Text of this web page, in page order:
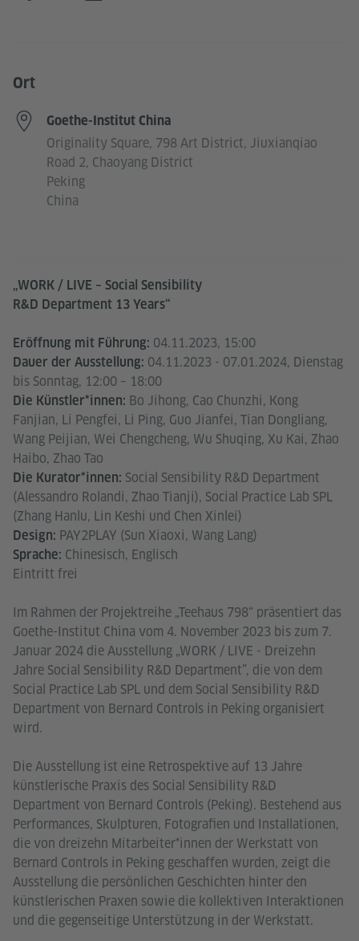
„WORK / LIVE ­– Social Sensibility
R&D Department 13 Years“
Eröffnung mit Führung: 04.11.2023, 15:00
Dauer der Ausstellung: 04.11.2023 - 07.01.2024, Dienstag
bis Sonntag, 12:00 – 18:00
Die Künstler*innen: Bo Jihong, Cao Chunzhi, Kong
Fanjian, Li Pengfei, Li Ping, Guo Jianfei, Tian Dongliang,
Wang Peijian, Wei Chengcheng, Wu Shuqing, Xu Kai, Zhao
Haibo, Zhao Tao
Die Kurator*innen: Social Sensibility R&D Department
(Alessandro Rolandi, Zhao Tianji), Social Practice Lab SPL
(Zhang Hanlu, Lin Keshi und Chen Xinlei)
Design: PAY2PLAY (Sun Xiaoxi, Wang Lang)
Sprache: Chinesisch, Englisch
Eintritt frei
Im Rahmen der Projektreihe „Teehaus 798“ präsentiert das
Goethe-Institut China vom 4. November 2023 bis zum 7.
Januar 2024 die Ausstellung „WORK / LIVE - Dreizehn
Jahre Social Sensibility R&D Department”, die von dem
Social Practice Lab SPL und dem Social Sensibility R&D
Department von Bernard Controls in Peking organisiert
wird.
Die Ausstellung ist eine Retrospektive auf 13 Jahre
künstlerische Praxis des Social Sensibility R&D
Department von Bernard Controls (Peking). Bestehend aus
Performances, Skulpturen, Fotografien und Installationen,
die von dreizehn Mitarbeiter*innen der Werkstatt von
Bernard Controls in Peking geschaffen wurden, zeigt die
Ausstellung die persönlichen Geschichten hinter den
künstlerischen Praxen sowie die kollektiven Interaktionen
und die gegenseitige Unterstützung in der Werkstatt.
Ort
Goethe-Institut China
Originality Square, 798 Art District, Jiuxianqiao
Road 2, Chaoyang District
Peking
China